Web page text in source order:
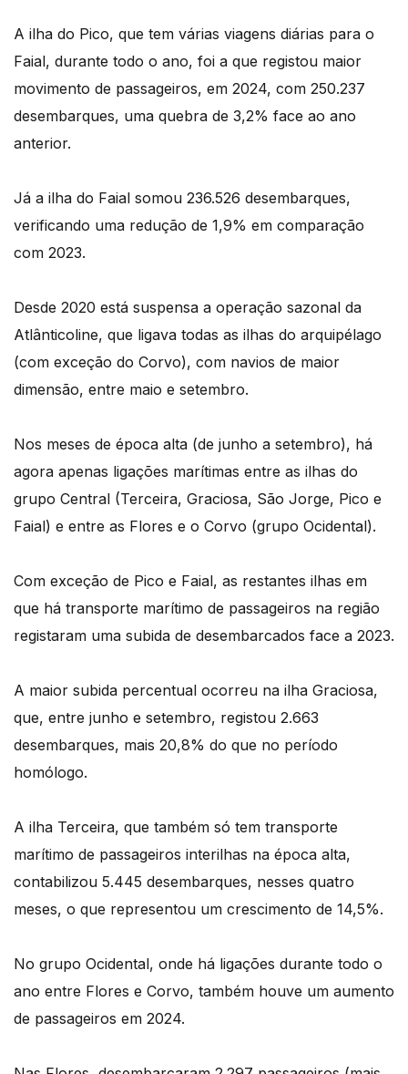
A ilha do Pico, que tem várias viagens diárias para o
Faial, durante todo o ano, foi a que registou maior
movimento de passageiros, em 2024, com 250.237
desembarques, uma quebra de 3,2% face ao ano
anterior.
Já a ilha do Faial somou 236.526 desembarques,
verificando uma redução de 1,9% em comparação
com 2023.
Desde 2020 está suspensa a operação sazonal da
Atlânticoline, que ligava todas as ilhas do arquipélago
(com exceção do Corvo), com navios de maior
dimensão, entre maio e setembro.
Nos meses de época alta (de junho a setembro), há
agora apenas ligações marítimas entre as ilhas do
grupo Central (Terceira, Graciosa, São Jorge, Pico e
Faial) e entre as Flores e o Corvo (grupo Ocidental).
Com exceção de Pico e Faial, as restantes ilhas em
que há transporte marítimo de passageiros na região
registaram uma subida de desembarcados face a 2023.
A maior subida percentual ocorreu na ilha Graciosa,
que, entre junho e setembro, registou 2.663
desembarques, mais 20,8% do que no período
homólogo.
A ilha Terceira, que também só tem transporte
marítimo de passageiros interilhas na época alta,
contabilizou 5.445 desembarques, nesses quatro
meses, o que representou um crescimento de 14,5%.
No grupo Ocidental, onde há ligações durante todo o
ano entre Flores e Corvo, também houve um aumento
de passageiros em 2024.